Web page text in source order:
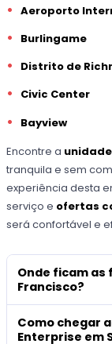
Aeroporto
Burlingame
Distrito de
Civic Center
Bayview
Encontre a
tranquila e sem
experiência desta
serviço e ofertas
será confortável e
Onde ficam as
Francisco?
Como chegar
Enterprise em